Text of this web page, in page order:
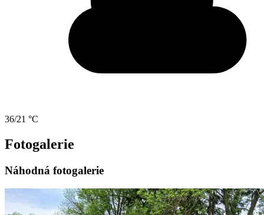
36/21 °C
Fotogalerie
Náhodná fotogalerie